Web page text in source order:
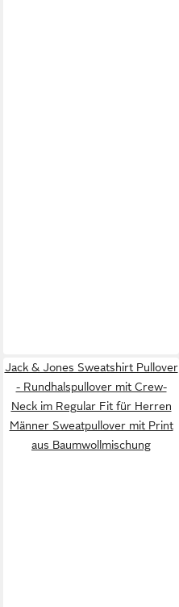
Jack & Jones Sweatshirt Pullover
- Rundhalspullover mit Crew-
Neck im Regular Fit für Herren
Männer Sweatpullover mit Print
aus Baumwollmischung